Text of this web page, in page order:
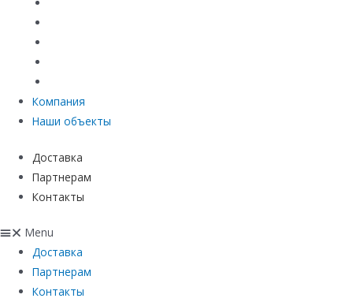
Компания
Наши объекты
Доставка
Партнерам
Контакты
Menu
Доставка
Партнерам
Контакты